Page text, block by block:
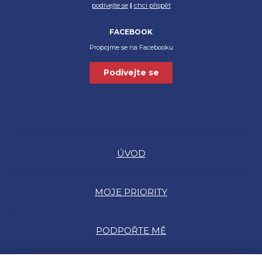
podívejte se| chci přispět
FACEBOOK
Propojme se na Facebooku
Podívejte se
ÚVOD
MOJE PRIORITY
PODPOŘTE MĚ